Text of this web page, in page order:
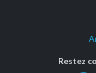
Restez